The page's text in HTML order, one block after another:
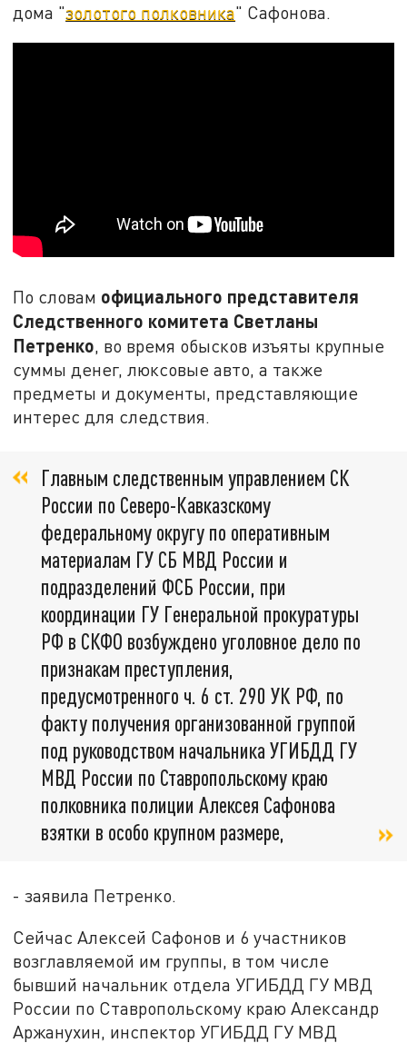
дома "золотого полковника" Сафонова.
По словам официального представителя
Следственного комитета Светланы
Петренко, во время обысков изъяты крупные
суммы денег, люксовые авто, а также
предметы и документы, представляющие
интерес для следствия.
Главным следственным управлением СК
России по Северо-Кавказскому
федеральному округу по оперативным
материалам ГУ СБ МВД России и
подразделений ФСБ России, при
координации ГУ Генеральной прокуратуры
РФ в СКФО возбуждено уголовное дело по
признакам преступления,
предусмотренного ч. 6 ст. 290 УК РФ, по
факту получения организованной группой
под руководством начальника УГИБДД ГУ
МВД России по Ставропольскому краю
полковника полиции Алексея Сафонова
взятки в особо крупном размере,
- заявила Петренко.
Сейчас Алексей Сафонов и 6 участников
возглавляемой им группы, в том числе
бывший начальник отдела УГИБДД ГУ МВД
России по Ставропольскому краю Александр
Аржанухин, инспектор УГИБДД ГУ МВД